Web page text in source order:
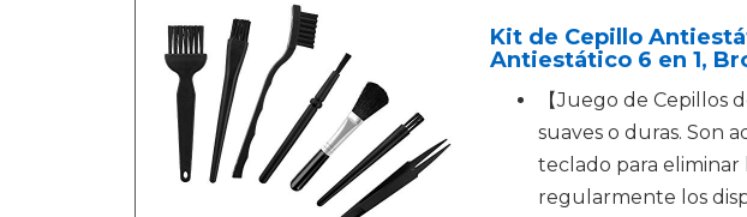
Kit de Cepillo
Antiestático 6 en 1,
【Juego de Cepillos
suaves o duras. Son
teclado para eliminar
regularmente los